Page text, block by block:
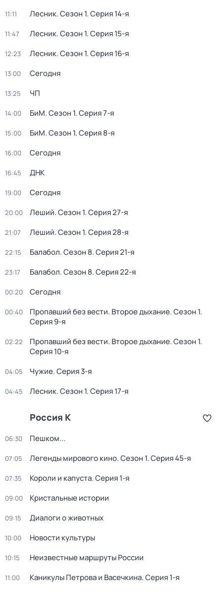
11:11 Лесник. Сезон 1. Серия 14-я
11:47 Лесник. Сезон 1. Серия 15-я
12:23 Лесник. Сезон 1. Серия 16-я
13:00 Сегодня
13:25 ЧП
14:00 БиМ. Сезон 1. Серия 7-я
15:00 БиМ. Сезон 1. Серия 8-я
16:00 Сегодня
16:45 ДНК
19:00 Сегодня
20:00 Леший. Сезон 1. Серия 27-я
21:07 Леший. Сезон 1. Серия 28-я
22:15 Балабол. Сезон 8. Серия 21-я
23:17 Балабол. Сезон 8. Серия 22-я
00:20 Сегодня
00:40 Пропавший без вести. Второе дыхание. Сезон 1.
Серия 9-я
02:22 Пропавший без вести. Второе дыхание. Сезон 1.
Серия 10-я
04:05 Чужие. Серия 3-я
04:45 Лесник. Сезон 1. Серия 17-я
Россия К
06:30 Пешком...
07:05 Легенды мирового кино. Сезон 1. Серия 45-я
07:35 Короли и капуста. Серия 1-я
09:00 Кристальные истории
09:15 Диалоги о животных
10:00 Новости культуры
10:15 Неизвестные маршруты России
11:00 Каникулы Петрова и Васечкина. Серия 1-я